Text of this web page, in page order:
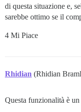
di questa situazione e,
sarebbe ottimo se il
4 Mi Piace
Rhidian (Rhidian
Questa funzionalità è